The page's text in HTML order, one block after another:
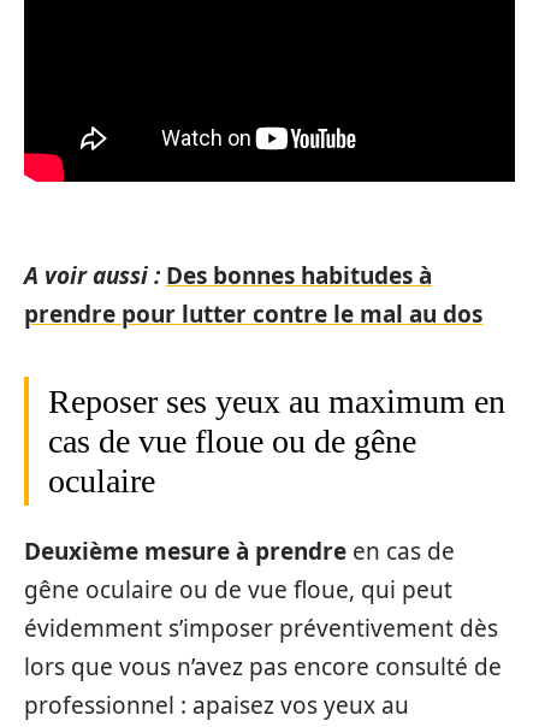
A voir aussi : Des bonnes habitudes à
prendre pour lutter contre le mal au dos
Reposer ses yeux au maximum en
cas de vue floue ou de gêne
oculaire
Deuxième mesure à prendre en cas de
gêne oculaire ou de vue floue, qui peut
évidemment s’imposer préventivement dès
lors que vous n’avez pas encore consulté de
professionnel : apaisez vos yeux au